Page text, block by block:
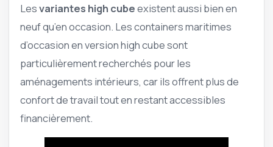
Lesvariantes high cubeexistent aussi bien en
neuf qu’en occasion. Les containers maritimes
d’occasion en version high cube sont
particulièrement recherchés pour les
aménagements intérieurs, car ils offrent plus de
confort de travail tout en restant accessibles
financièrement.